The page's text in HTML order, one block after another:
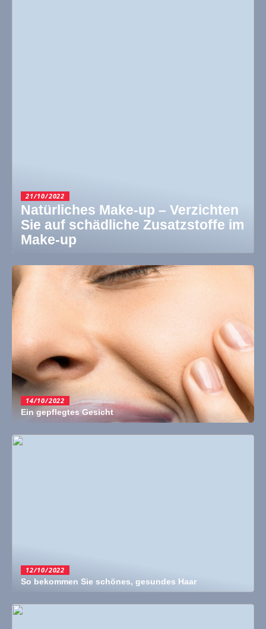
21/10/2022
Natürliches Make-up – Verzichten
Sie auf schädliche Zusatzstoffe im
Make-up
14/10/2022
Ein gepflegtes Gesicht
12/10/2022
So bekommen Sie schönes, gesundes Haar